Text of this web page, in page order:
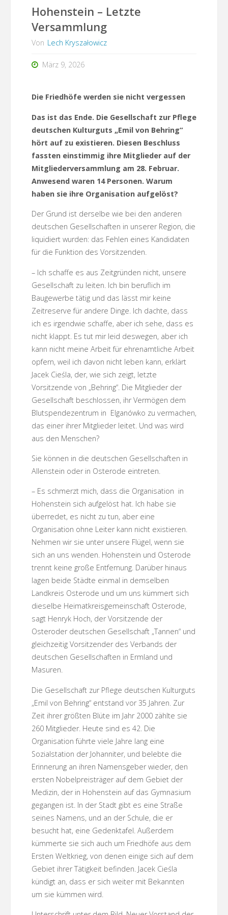
Hohenstein – Letzte
Versammlung
Von Lech Kryszałowicz
März 9, 2026
Die Friedhöfe werden sie nicht vergessen
Das ist das Ende. Die Gesellschaft zur Pflege
deutschen Kulturguts „Emil von Behring“
hört auf zu existieren. Diesen Beschluss
fassten einstimmig ihre Mitglieder auf der
Mitgliederversammlung am 28. Februar.
Anwesend waren 14 Personen. Warum
haben sie ihre Organisation aufgelöst?
Der Grund ist derselbe wie bei den anderen
deutschen Gesellschaften in unserer Region, die
liquidiert wurden: das Fehlen eines Kandidaten
für die Funktion des Vorsitzenden.
– Ich schaffe es aus Zeitgründen nicht, unsere
Gesellschaft zu leiten. Ich bin beruflich im
Baugewerbe tätig und das lässt mir keine
Zeitreserve für andere Dinge. Ich dachte, dass
ich es irgendwie schaffe, aber ich sehe, dass es
nicht klappt. Es tut mir leid deswegen, aber ich
kann nicht meine Arbeit für ehrenamtliche Arbeit
opfern, weil ich davon nicht leben kann, erklärt
Jacek Cieśla, der, wie sich zeigt, letzte
Vorsitzende von „Behring“. Die Mitglieder der
Gesellschaft beschlossen, ihr Vermögen dem
Blutspendezentrum in Elganówko zu vermachen,
das einer ihrer Mitglieder leitet. Und was wird
aus den Menschen?
Sie können in die deutschen Gesellschaften in
Allenstein oder in Osterode eintreten.
– Es schmerzt mich, dass die Organisation in
Hohenstein sich aufgelöst hat. Ich habe sie
überredet, es nicht zu tun, aber eine
Organisation ohne Leiter kann nicht existieren.
Nehmen wir sie unter unsere Flügel, wenn sie
sich an uns wenden. Hohenstein und Osterode
trennt keine große Entfernung. Darüber hinaus
lagen beide Städte einmal in demselben
Landkreis Osterode und um uns kümmert sich
dieselbe Heimatkreisgemeinschaft Osterode,
sagt Henryk Hoch, der Vorsitzende der
Osteroder deutschen Gesellschaft „Tannen“ und
gleichzeitig Vorsitzender des Verbands der
deutschen Gesellschaften in Ermland und
Masuren.
Die Gesellschaft zur Pflege deutschen Kulturguts
„Emil von Behring“ entstand vor 35 Jahren. Zur
Zeit ihrer größten Blüte im Jahr 2000 zählte sie
260 Mitglieder. Heute sind es 42. Die
Organisation führte viele Jahre lang eine
Sozialstation der Johanniter, und belebte die
Erinnerung an ihren Namensgeber wieder, den
ersten Nobelpreisträger auf dem Gebiet der
Medizin, der in Hohenstein auf das Gymnasium
gegangen ist. In der Stadt gibt es eine Straße
seines Namens, und an der Schule, die er
besucht hat, eine Gedenktafel. Außerdem
kümmerte sie sich auch um Friedhöfe aus dem
Ersten Weltkrieg, von denen einige sich auf dem
Gebiet ihrer Tätigkeit befinden. Jacek Cieśla
kündigt an, dass er sich weiter mit Bekannten
um sie kümmen wird.